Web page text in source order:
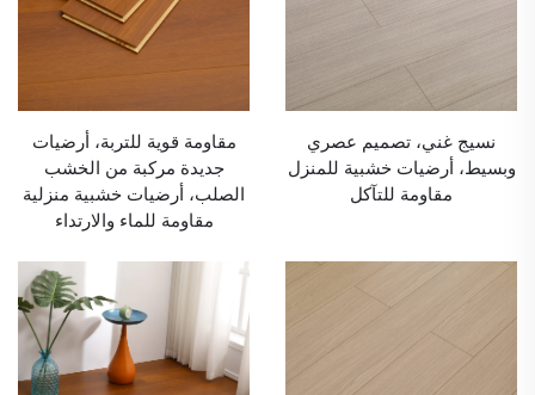
نسيج غني، تصميم عصري
وبسيط، أرضيات خشبية للمنزل
مقاومة للتآكل
مقاومة قوية للتربة، أرضيات
جديدة مركبة من الخشب
الصلب، أرضيات خشبية منزلية
مقاومة للماء والارتداء